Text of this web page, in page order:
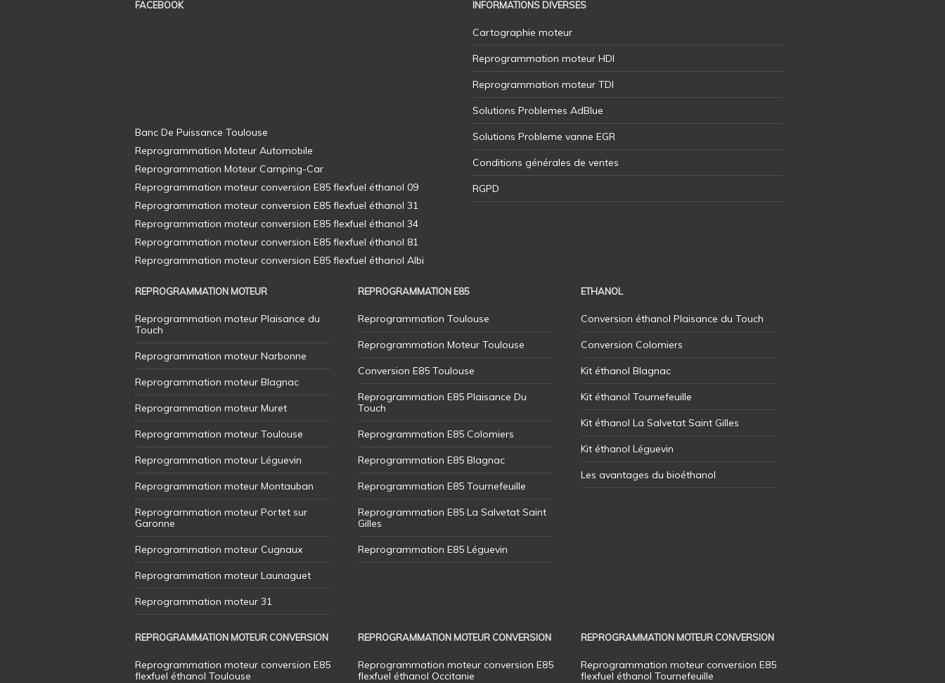
FACEBOOK INFORMATIONS DIVERSES
Cartographie moteur
Reprogrammation moteur HDI
Reprogrammation moteur TDI
Solutions Problemes AdBlue
Solutions Probleme vanne EGR
Conditions générales de ventes
RGPD
REPROGRAMMATION MOTEUR
Reprogrammation moteur Plaisance du
Touch
Reprogrammation moteur Narbonne
Reprogrammation moteur Blagnac
Reprogrammation moteur Muret
Reprogrammation moteur Toulouse
Reprogrammation moteur Léguevin
Reprogrammation moteur Montauban
Reprogrammation moteur Portet sur
Garonne
Reprogrammation moteur Cugnaux
Reprogrammation moteur Launaguet
Reprogrammation moteur 31
REPROGRAMMATION E85
Reprogrammation Toulouse
Reprogrammation Moteur Toulouse
Conversion E85 Toulouse
Reprogrammation E85 Plaisance Du
Touch
Reprogrammation E85 Colomiers
Reprogrammation E85 Blagnac
Reprogrammation E85 Tournefeuille
Reprogrammation E85 La Salvetat Saint
Gilles
Reprogrammation E85 Léguevin
ETHANOL
Conversion éthanol Plaisance du Touch
Conversion Colomiers
Kit éthanol Blagnac
Kit éthanol Tournefeuille
Kit éthanol La Salvetat Saint Gilles
Kit éthanol Léguevin
Les avantages du bioéthanol
REPROGRAMMATION MOTEUR CONVERSION
Reprogrammation moteur conversion E85
flexfuel éthanol Toulouse
REPROGRAMMATION MOTEUR CONVERSION
Reprogrammation moteur conversion E85
flexfuel éthanol Occitanie
REPROGRAMMATION MOTEUR CONVERSION
Reprogrammation moteur conversion E85
flexfuel éthanol Tournefeuille
Banc De Puissance Toulouse
Reprogrammation Moteur Automobile
Reprogrammation Moteur Camping-Car
Reprogrammation moteur conversion E85 flexfuel éthanol 09
Reprogrammation moteur conversion E85 flexfuel éthanol 31
Reprogrammation moteur conversion E85 flexfuel éthanol 34
Reprogrammation moteur conversion E85 flexfuel éthanol 81
Reprogrammation moteur conversion E85 flexfuel éthanol Albi